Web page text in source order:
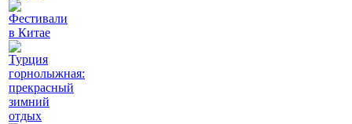
Фестивали
в Китае
Турция
горнолыжная:
прекрасный
зимний
отдых